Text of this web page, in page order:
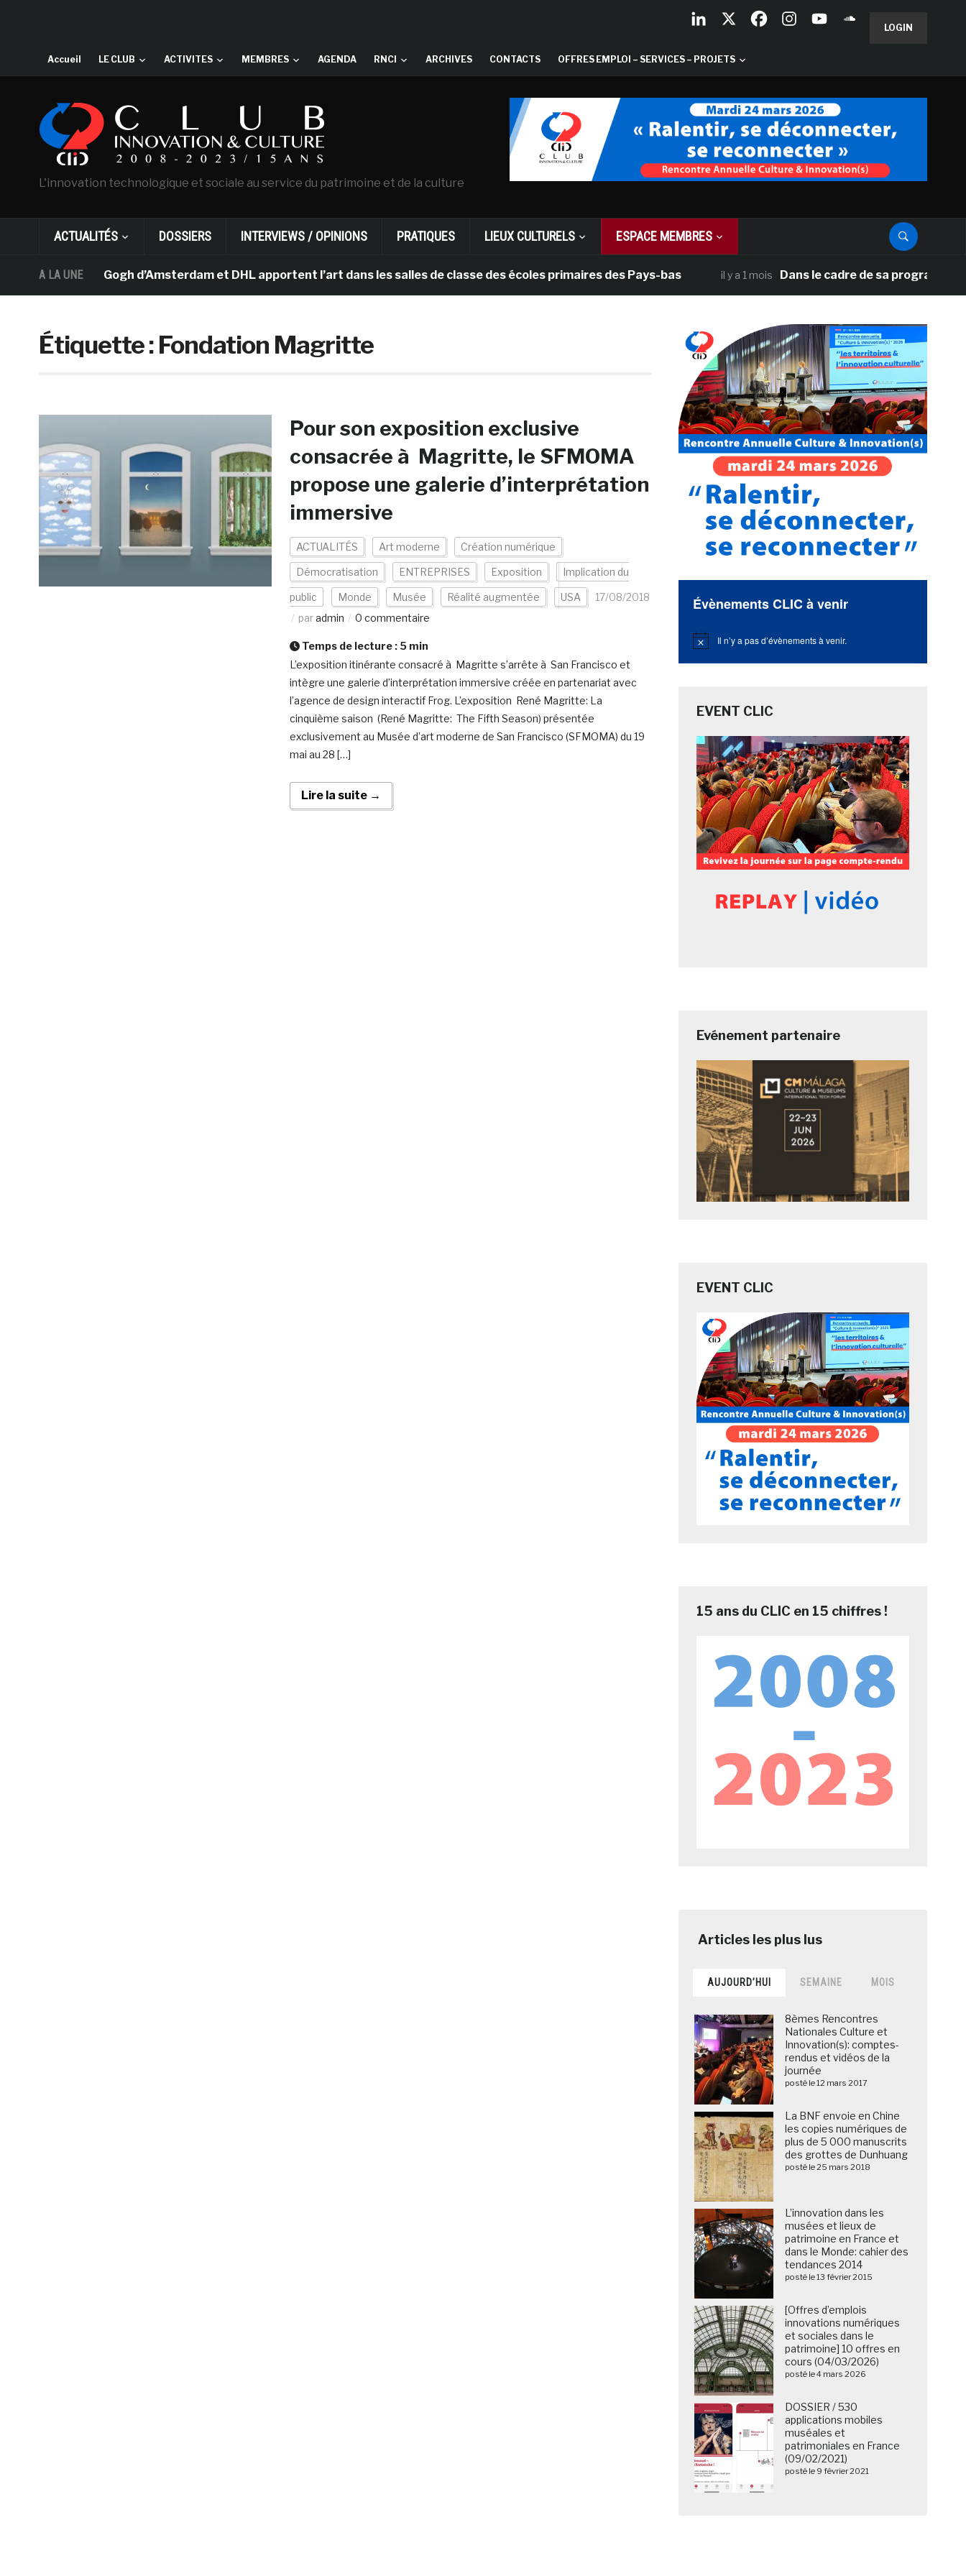
LOGIN
Accueil LE CLUB ACTIVITES MEMBRES AGENDA RNCI ARCHIVES CONTACTS OFFRES EMPLOI – SERVICES – PROJETS
L'innovation technologique et sociale au service du patrimoine et de la culture
ACTUALITÉS DOSSIERS INTERVIEWS / OPINIONS PRATIQUES LIEUX CULTURELS ESPACE MEMBRES
A LA UNE
musée Van Gogh d’Amsterdam et DHL apportent l’art dans les salles de classe des écoles primaires des Pays-bas il y a 1 mois Dans le cadre de sa programmation
Étiquette :Fondation Magritte
Pour son exposition exclusive
consacrée à Magritte, le SFMOMA
propose une galerie d’interprétation
immersive
ACTUALITÉS Art moderne Création numérique
Démocratisation ENTREPRISES Exposition Implication du
public Monde Musée Réalité augmentée USA
17/08/2018
paradmin 0 commentaire
Temps de lecture : 5 min
L’exposition itinérante consacré à Magritte s’arrête à San Francisco et
intègre une galerie d’interprétation immersive créée en partenariat avec
l’agence de design interactif Frog. L’exposition René Magritte: La
cinquième saison (René Magritte: The Fifth Season) présentée
exclusivement au Musée d’art moderne de San Francisco (SFMOMA) du 19
mai au 28 […]
Lire la suite →
Évènements CLIC à venir
Notice Il n’y a pas d’évènements à venir.
EVENT CLIC
Evénement partenaire
EVENT CLIC
15 ans du CLIC en 15 chiffres !
AUJOURD’HUI SEMAINE MOIS
8èmes Rencontres
Nationales Culture et
Innovation(s): comptes-
rendus et vidéos de la
journée
posté le 12 mars 2017
La BNF envoie en Chine
les copies numériques de
plus de 5 000 manuscrits
des grottes de Dunhuang
posté le 25 mars 2018
L’innovation dans les
musées et lieux de
patrimoine en France et
dans le Monde: cahier des
tendances 2014
posté le 13 février 2015
[Offres d’emplois
innovations numériques
et sociales dans le
patrimoine] 10 offres en
cours (04/03/2026)
posté le 4 mars 2026
DOSSIER / 530
applications mobiles
muséales et
patrimoniales en France
(09/02/2021)
posté le 9 février 2021